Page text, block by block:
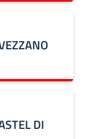
AVEZZANO
DI